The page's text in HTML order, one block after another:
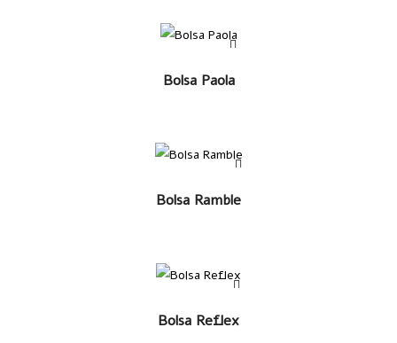
LEER MÁS
Bolsa Paola
LEER MÁS
Bolsa Ramble
LEER MÁS
Bolsa Reflex